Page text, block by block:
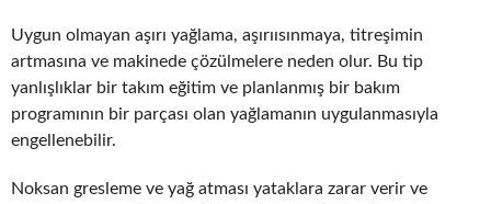
Uygun olmayan aşırı yağlama, aşırıısınmaya, titreşimin
artmasına ve makinede çözülmelere neden olur. Bu tip
yanlışlıklar bir takım eğitim ve planlanmış bir bakım
programının bir parçası olan yağlamanın uygulanmasıyla
engellenebilir.
Noksan gresleme ve yağ atması yataklara zarar verir ve